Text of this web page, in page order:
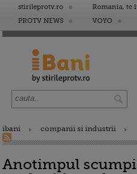
stirileprotv.ro Romania, te
PROTV NEWS
VOYO
ibani companii si industrii
Anotimpul